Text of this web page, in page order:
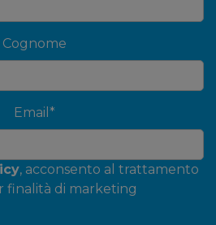
Cognome
Email *
, acconsento al trattamento
finalità di marketing